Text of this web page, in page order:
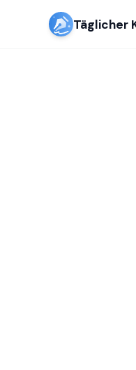
Täglicher